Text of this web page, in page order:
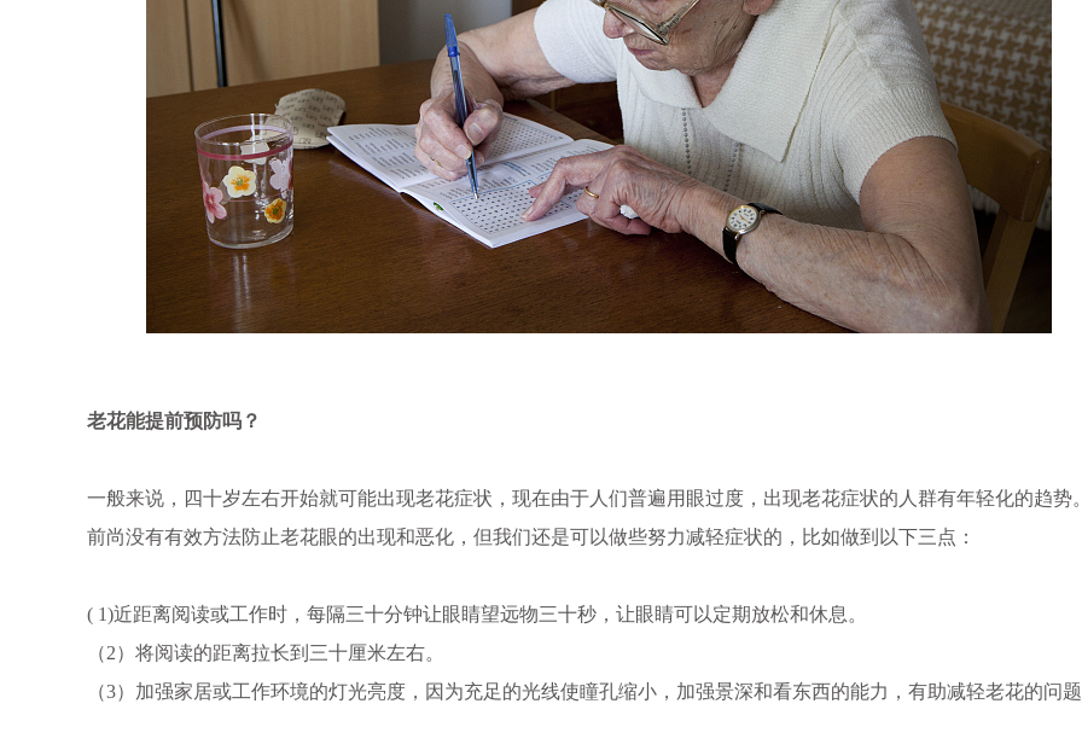
老花能提前预防吗？
一般来说，四十岁左右开始就可能出现老花症状，现在由于人们普遍用眼过度，出现老花症状的人群有年轻化的趋势
前尚没有有效方法防止老花眼的出现和恶化，但我们还是可以做些努力减轻症状的，比如做到以下三点：
( 1)近距离阅读或工作时，每隔三十分钟让眼睛望远物三十秒，让眼睛可以定期放松和休息。
（2）将阅读的距离拉长到三十厘米左右。
（3）加强家居或工作环境的灯光亮度，因为充足的光线使瞳孔缩小，加强景深和看东西的能力，有助减轻老花的问